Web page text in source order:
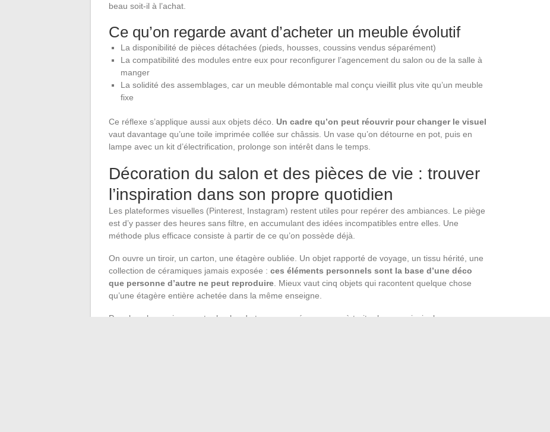
beau soit-il à l’achat.
Ce qu’on regarde avant d’acheter un meuble évolutif
La disponibilité de pièces détachées (pieds, housses, coussins vendus séparément)
La compatibilité des modules entre eux pour reconfigurer l’agencement du salon ou de la salle à
manger
La solidité des assemblages, car un meuble démontable mal conçu vieillit plus vite qu’un meuble
fixe
Ce réflexe s’applique aussi aux objets déco. Un cadre qu’on peut réouvrir pour changer le visuel
vaut davantage qu’une toile imprimée collée sur châssis. Un vase qu’on détourne en pot, puis en
lampe avec un kit d’électrification, prolonge son intérêt dans le temps.
Décoration du salon et des pièces de vie : trouver
l’inspiration dans son propre quotidien
Les plateformes visuelles (Pinterest, Instagram) restent utiles pour repérer des ambiances. Le piège
est d’y passer des heures sans filtre, en accumulant des idées incompatibles entre elles. Une
méthode plus efficace consiste à partir de ce qu’on possède déjà.
On ouvre un tiroir, un carton, une étagère oubliée. Un objet rapporté de voyage, un tissu hérité, une
collection de céramiques jamais exposée : ces éléments personnels sont la base d’une déco
que personne d’autre ne peut reproduire . Mieux vaut cinq objets qui racontent quelque chose
qu’une étagère entière achetée dans la même enseigne.
Pour le salon, qui concentre le plus de temps passé, on gagne à traiter le mur principal comme une